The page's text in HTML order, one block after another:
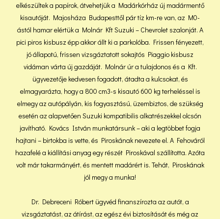
elkészültek a papírok, átvehetjük a Madárkórház új madármentő
kisautóját. Majosháza Budapesttől pár tíz km-re van, az M0-
ástól hamar elértük a Molnár Kft Suzuki – Chevrolet szalonját. A
pici piros kisbusz épp akkor állt ki a parkolóba. Frissen fényezett,
jó állapotú, frissen vizsgáztatott sokajtós Piaggio kisbusz
vidáman várta új gazdáját. Molnár úr a tulajdonos és a Kft.
ügyvezetője kedvesen fogadott, átadta a kulcsokat, és
elmagyarázta, hogy a 800 cm3-s kisautó 600 kg terheléssel is
elmegy az autópályán, kis fogyasztású, üzembiztos, de szükség
esetén az alapvetően Suzuki kompatibilis alkatrészekkel olcsón
javítható. Kovács István munkatársunk – aki a legtöbbet fogja
hajtani – birtokba is vette, és Piroskának nevezete el. A Fehováról
hazafelé a kiállítási anyag egy részét Piroskával szállította. Azóta
volt már takarmányért, és mentett madárért is. Tehát, Piroskának
jól megy a munka!
Dr. Debreceni Róbert ügyvéd finanszírozta az autót, a
vizsgáztatást, az átírást, az egész évi biztosítását és még az